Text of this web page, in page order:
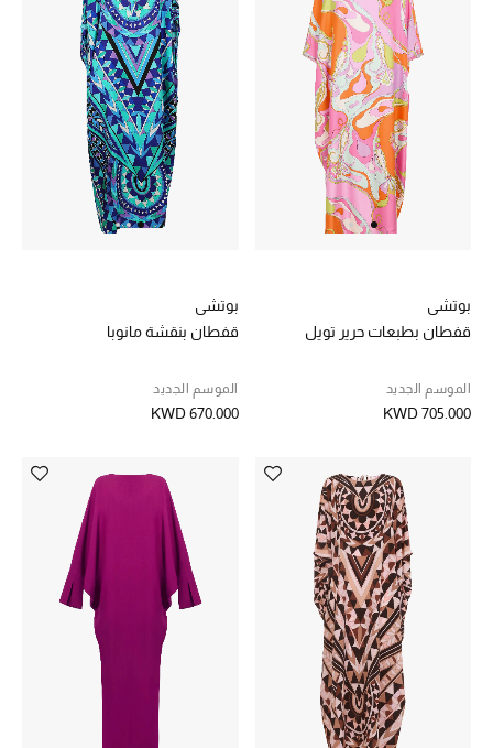
تسوقوا الآن
ما وصلنا حديثاً
الموسم الجديد
الحقائب النسائية
مستلزمات المنزل
المجوهرات
بوتشي
قفطان بطبعات حرير تويل
الموسم الجديد
KWD 705.000
بوتشي
قفطان بنقشة مانوبا
الموسم الجديد
KWD 670.000